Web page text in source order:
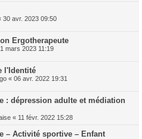
30 avr. 2023 09:50
Ergotherapeute
mars 2023 11:19
l'Identité
« 06 avr. 2022 19:31
: dépression adulte et médiation
« 11 févr. 2022 15:28
– Activité sportive – Enfant